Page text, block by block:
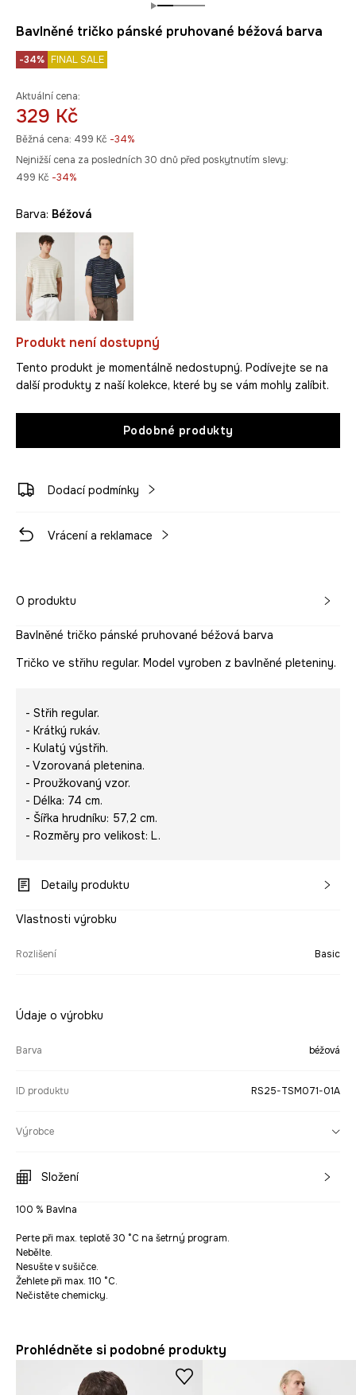
Bavlněné tričko pánské pruhované béžová barva
-34% FINAL SALE
Aktuální cena:
329 Kč
Běžná cena: 499 Kč -34%
Nejnižší cena za posledních 30 dnů před poskytnutím slevy:
499 Kč -34%
Barva: béžová
Produkt není dostupný
Tento produkt je momentálně nedostupný. Podívejte se na
další produkty z naší kolekce, které by se vám mohly zalíbit.
Podobné produkty
Dodací podmínky
Vrácení a reklamace
O produktu
Bavlněné tričko pánské pruhované béžová barva
Tričko ve střihu regular. Model vyroben z bavlněné pleteniny.
- Střih regular.
- Krátký rukáv.
- Kulatý výstřih.
- Vzorovaná pletenina.
- Proužkovaný vzor.
- Délka: 74 cm.
- Šířka hrudníku: 57,2 cm.
- Rozměry pro velikost: L.
Detaily produktu
Vlastnosti výrobku
Rozlišení Basic
Údaje o výrobku
Barva béžová
ID produktu RS25-TSM071-01A
Výrobce
Složení
100 % Bavlna
Perte při max. teplotě 30 °C na šetrný program.
Nebělte.
Nesušte v sušičce.
Žehlete při max. 110 °C.
Nečistěte chemicky.
Prohlédněte si podobné produkty